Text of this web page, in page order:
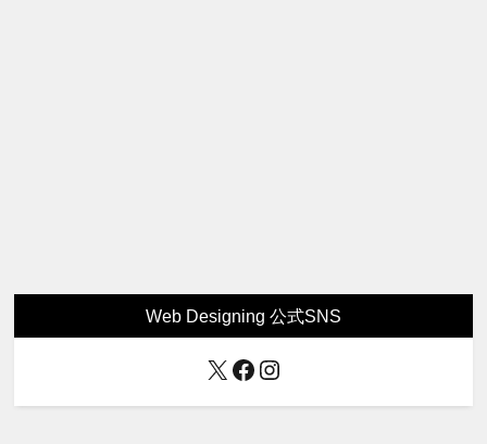
Web Designing 公式SNS
X Facebook
Instagram